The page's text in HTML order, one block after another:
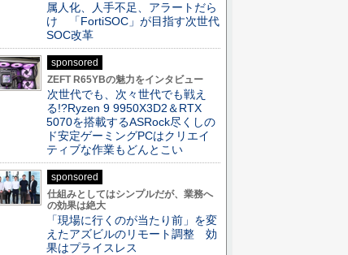
属人化、人手不足、アラートだら
け 「FortiSOC」が目指す次世代
SOC改革
sponsored
ZEFT R65YBの魅力をインタビュー
次世代でも、次々世代でも戦え
る!?Ryzen 9 9950X3D2＆RTX
5070を搭載するASRock尽くしの
ド安定ゲーミングPCはクリエイ
ティブな作業もどんとこい
sponsored
仕組みとしてはシンプルだが、業務へ
の効果は絶大
「現場に行くのが当たり前」を変
えたアズビルのリモート調整 効
果はプライスレス